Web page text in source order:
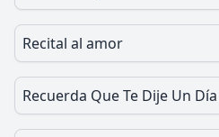
Recital al amor
Recuerda Que Te Dije Un Día